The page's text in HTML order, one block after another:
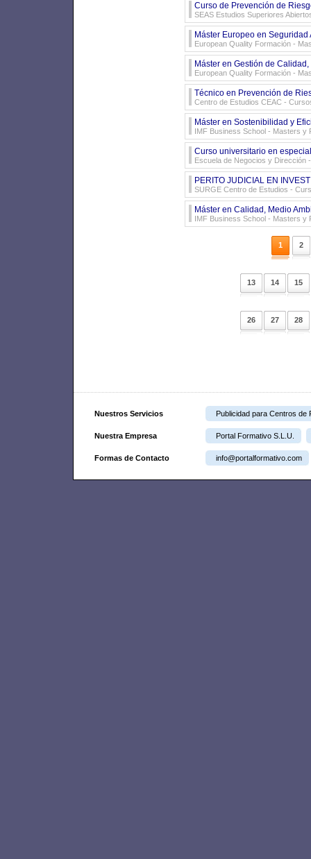
Curso de Prevención de
SEAS Estudios Superiores
Máster Europeo en
European Quality Formación -
Máster en Gestión de
European Quality Formación -
Técnico en Prevención de
Centro de Estudios CEAC -
Máster en Sostenibilidad y
IMF Business School - Masters y
Curso universitario en
Escuela de Negocios y Dirección
PERITO JUDICIAL EN
SURGE Centro de Estudios -
Máster en Calidad, Medio
IMF Business School - Masters y
1 2
13 14 15
26 27 28
Nuestros Servicios Publicidad para Centros de
Nuestra Empresa Portal Formativo S.L.U.
Formas de Contacto info@portalformativo.com